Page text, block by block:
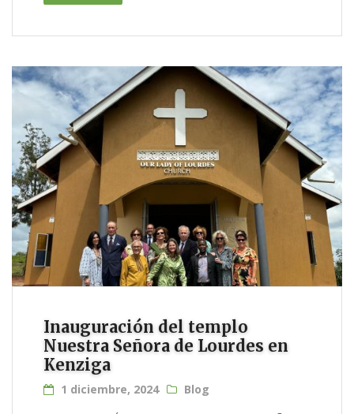
Inauguración del templo
Nuestra Señora de Lourdes en
Kenziga
1 diciembre, 2024
Blog